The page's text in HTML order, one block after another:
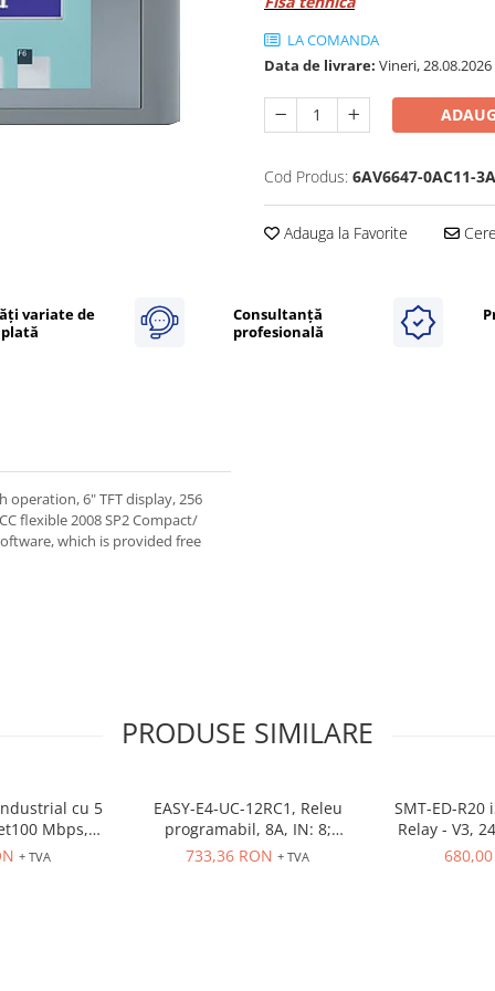
LA COMANDA
Data de livrare: Vineri, 28.08.2026
Cod Produs: 6AV6647-0AC11-
Adauga la Favorite
variate de
plată
Consultanță
profesională
operation, 6" TFT display, 256
flexible 2008 SP2 Compact/
which is provided free
PRODUSE SIMILARE
cu 5
Mbps,
sina
+ TVA
EASY-E4-UC-12RC1, Releu
programabil, 8A, IN: 8;
Int.analogica: 4
733,36 RON + TVA
SMT-ED-
Relay - V3,
4AI 8 Rly